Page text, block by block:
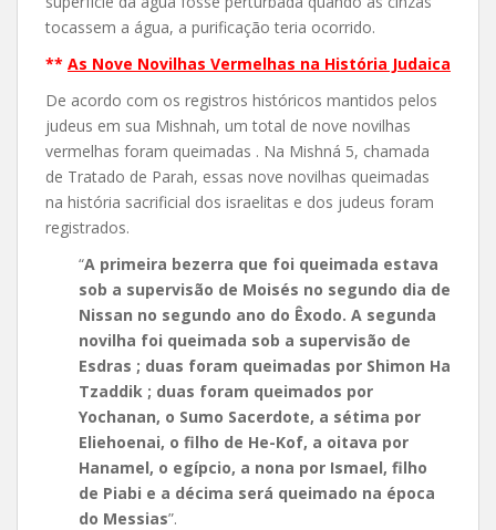
tocassem a água, a purificação teria ocorrido.
** As Nove Novilhas Vermelhas na História Judaica
De acordo com os registros históricos mantidos pelos
judeus em sua Mishnah, um total de nove novilhas
vermelhas foram queimadas . Na Mishná 5, chamada
de Tratado de Parah, essas nove novilhas queimadas
na história sacrificial dos israelitas e dos judeus foram
registrados.
“A primeira bezerra que foi queimada estava
sob a supervisão de Moisés no segundo dia de
Nissan no segundo ano do Êxodo. A segunda
novilha foi queimada sob a supervisão de
Esdras ; duas foram queimadas por Shimon Ha
Tzaddik ; duas foram queimados por
Yochanan, o Sumo Sacerdote, a sétima por
Eliehoenai, o filho de He-Kof, a oitava por
Hanamel, o egípcio, a nona por Ismael, filho
de Piabi e a décima será queimado na época
do Messias”.